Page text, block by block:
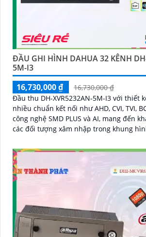
ĐẦU GHI HÌNH DAHUA 32 KÊNH
5M-I3
16,730,000 ₫
16,730,000 ₫
Đầu thu DH-XVR5232AN-5M-I3 với thiết
nhiều chuẩn kết nối như AHD, CVI, TVI,
công nghệ SMD PLUS và AI, mang đến
các đối tượng xâm nhập trong khung
năng mở rộng thêm 16 kênh IP đáp ứng